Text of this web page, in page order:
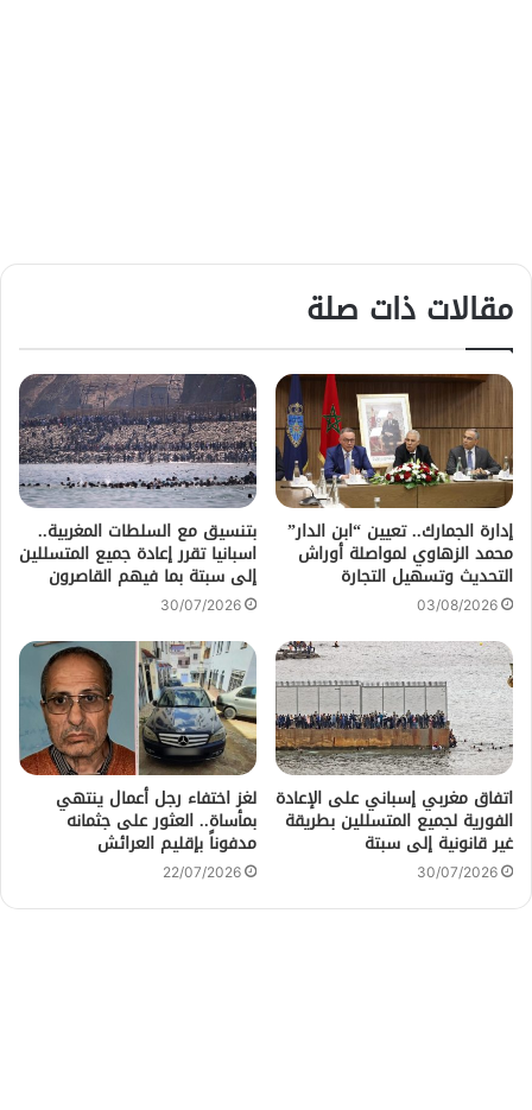
مقالات ذات صلة
إدارة الجمارك.. تعيين “ابن الدار”
محمد الزهاوي لمواصلة أوراش
التحديث وتسهيل التجارة
03/08/2026
بتنسيق مع السلطات المغربية..
اسبانيا تقرر إعادة جميع المتسللين
إلى سبتة بما فيهم القاصرون
30/07/2026
اتفاق مغربي إسباني على الإعادة
الفورية لجميع المتسللين بطريقة
غير قانونية إلى سبتة
30/07/2026
لغز اختفاء رجل أعمال ينتهي
بمأساة.. العثور على جثمانه
مدفوناً بإقليم العرائش
22/07/2026